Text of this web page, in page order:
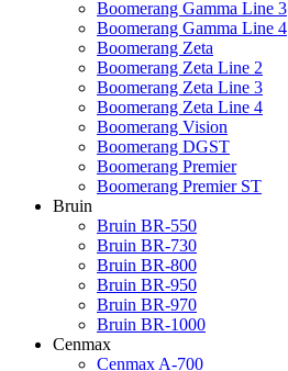
Boomerang Gamma Line 3
Boomerang Gamma Line 4
Boomerang Zeta
Boomerang Zeta Line 2
Boomerang Zeta Line 3
Boomerang Zeta Line 4
Boomerang Vision
Boomerang DGST
Boomerang Premier
Boomerang Premier ST
Bruin
Bruin BR-550
Bruin BR-730
Bruin BR-800
Bruin BR-950
Bruin BR-970
Bruin BR-1000
Cenmax
Cenmax A-700